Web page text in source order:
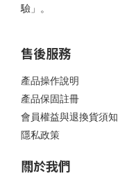
驗」。
售後服務
產品操作說明
產品保固註冊
會員權益與退換貨須知
隱私政策
關於我們